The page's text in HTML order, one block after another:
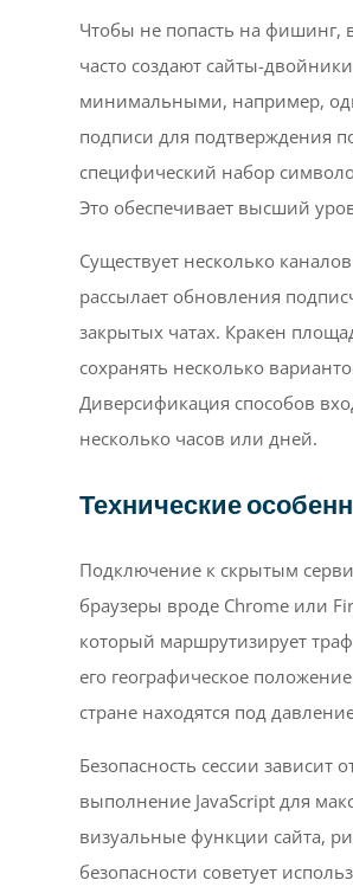
Чтобы не попасть на фишинг,
часто создают сайты-
минимальными, например,
подписи для подтверждения
специфический набор
Это обеспечивает высший
Существует несколько
рассылает обновления
закрытых чатах. Кракен
сохранять несколько
Диверсификация способов
несколько часов или дней.
Технические
Подключение к скрытым
браузеры вроде Chrome или
который маршрутизирует
его географическое
стране находятся под
Безопасность сессии зависит
выполнение JavaScript для
визуальные функции сайта,
безопасности советует